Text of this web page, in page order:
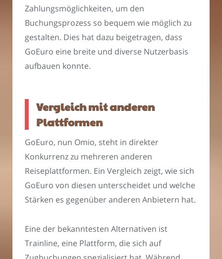
Zahlungsmöglichkeiten, um den
Buchungsprozess so bequem wie möglich zu
gestalten. Dies hat dazu beigetragen, dass
GoEuro eine breite und diverse Nutzerbasis
aufbauen konnte.
Vergleich mit anderen
Plattformen
GoEuro, nun Omio, steht in direkter
Konkurrenz zu mehreren anderen
Reiseplattformen. Ein Vergleich zeigt, wie sich
GoEuro von diesen unterscheidet und welche
Stärken es gegenüber anderen Anbietern hat.
Eine der bekanntesten Alternativen ist
Trainline, eine Plattform, die sich auf